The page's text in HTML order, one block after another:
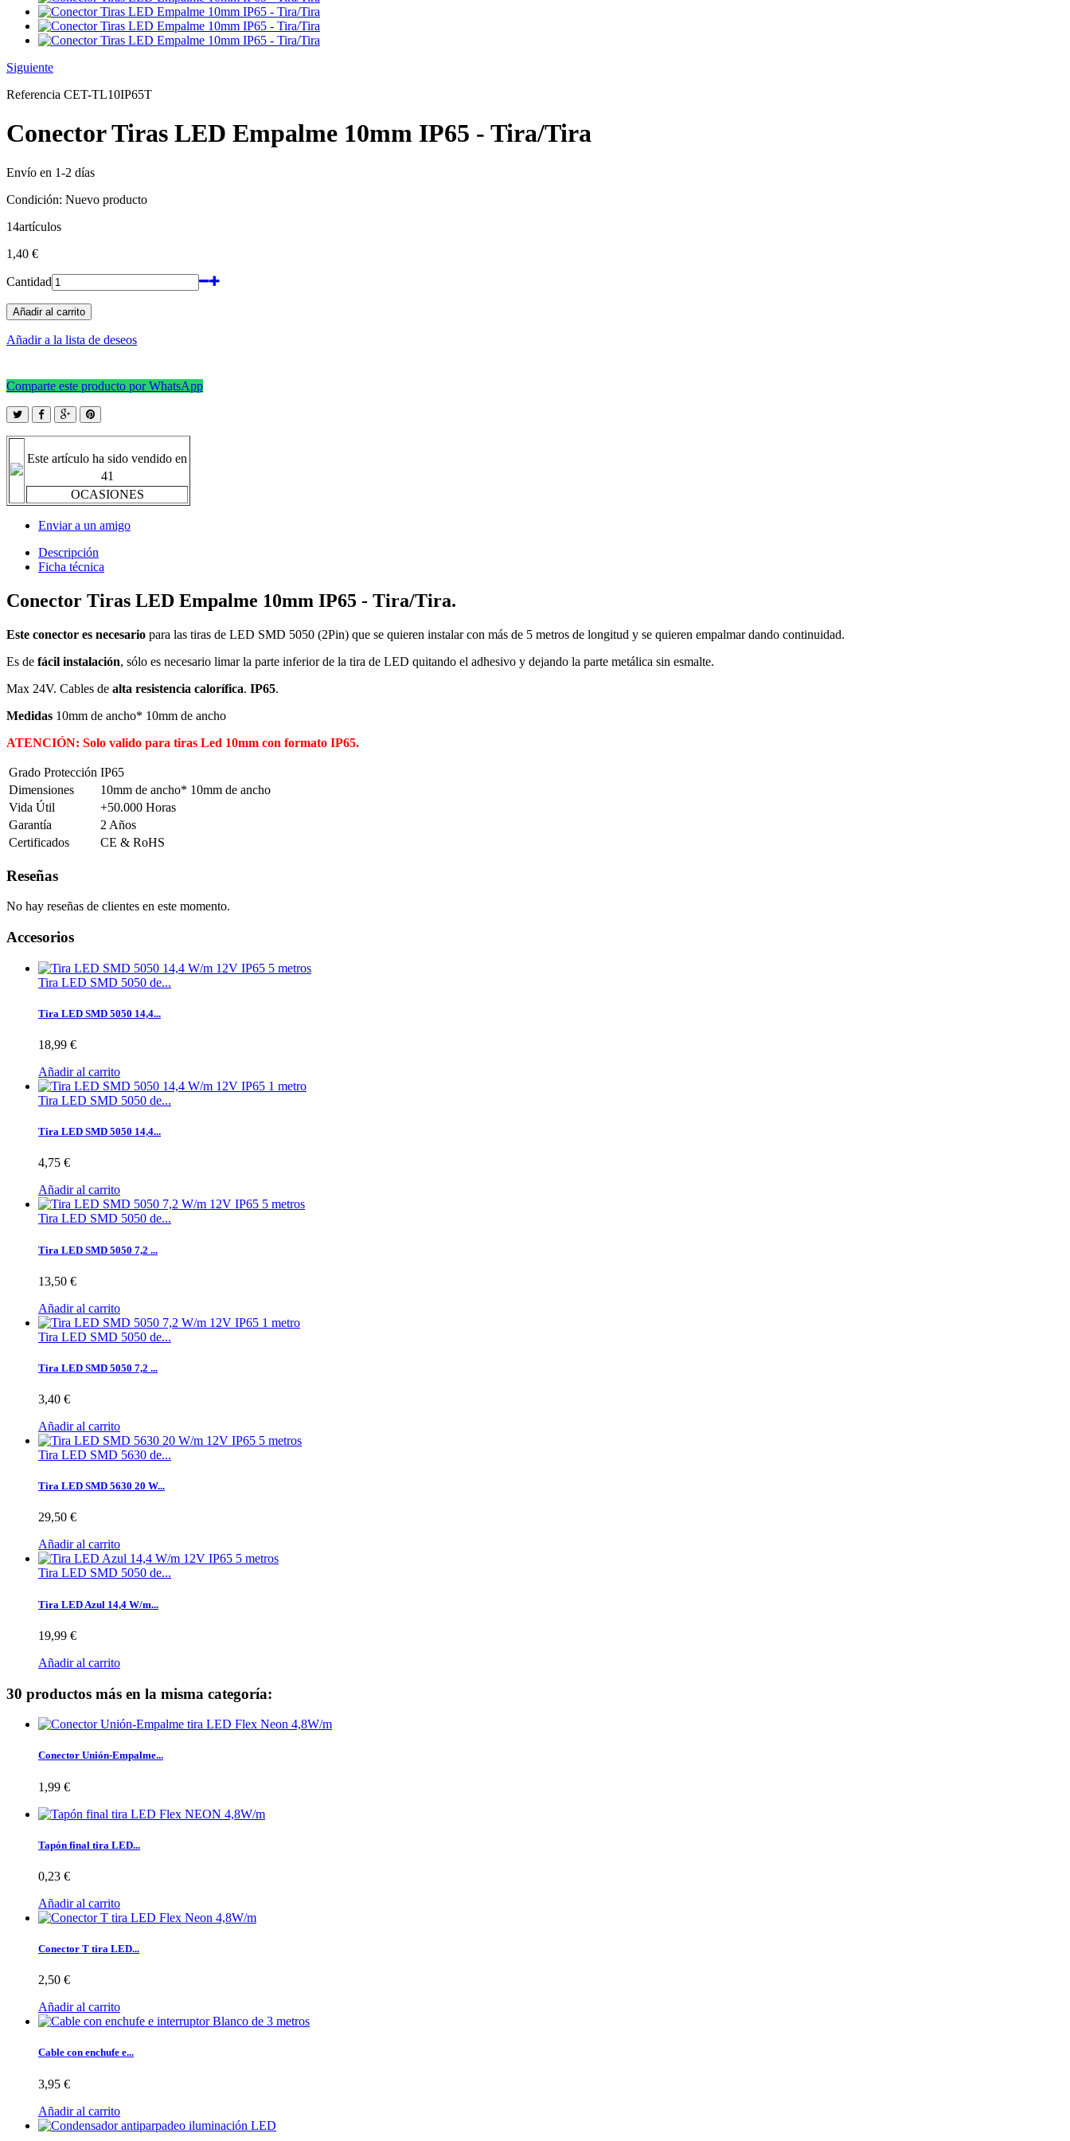
Siguiente
Referencia CET-TL10IP65T
Conector Tiras LED Empalme 10mm IP65 - Tira/Tira
Envío en 1-2 días
Condición: Nuevo producto
14artículos
1,40 €
Cantidad
Añadir al carrito
Añadir a la lista de deseos
Comparte este producto por WhatsApp
Este artículo ha sido vendido en
41
OCASIONES
Enviar a un amigo
Descripción
Ficha técnica
Conector Tiras LED Empalme 10mm IP65 - Tira/Tira.
Este conector es necesario para las tiras de LED SMD 5050 (2Pin) que se quieren instalar con más de 5 metros de longitud y se quieren empalmar dando continuidad.
Es de fácil instalación, sólo es necesario limar la parte inferior de la tira de LED quitando el adhesivo y dejando la parte metálica sin esmalte.
Max 24V. Cables de alta resistencia calorífica. IP65.
Medidas 10mm de ancho* 10mm de ancho
ATENCIÓN: Solo valido para tiras Led 10mm con formato IP65.
Grado Protección IP65
Dimensiones
10mm de ancho* 10mm de ancho
Vida Útil
+50.000 Horas
Garantía
2 Años
Certificados
CE & RoHS
Reseñas
No hay reseñas de clientes en este momento.
Accesorios
Tira LED SMD 5050 de...
Tira LED SMD 5050 14,4...
18,99 €
Añadir al carrito
Tira LED SMD 5050 de...
Tira LED SMD 5050 14,4...
4,75 €
Añadir al carrito
Tira LED SMD 5050 de...
Tira LED SMD 5050 7,2 ...
13,50 €
Añadir al carrito
Tira LED SMD 5050 de...
Tira LED SMD 5050 7,2 ...
3,40 €
Añadir al carrito
Tira LED SMD 5630 de...
Tira LED SMD 5630 20 W...
29,50 €
Añadir al carrito
Tira LED SMD 5050 de...
Tira LED Azul 14,4 W/m...
19,99 €
Añadir al carrito
30 productos más en la misma categoría:
Conector Unión-Empalme...
1,99 €
Tapón final tira LED...
0,23 €
Añadir al carrito
Conector T tira LED...
2,50 €
Añadir al carrito
Cable con enchufe e...
3,95 €
Añadir al carrito